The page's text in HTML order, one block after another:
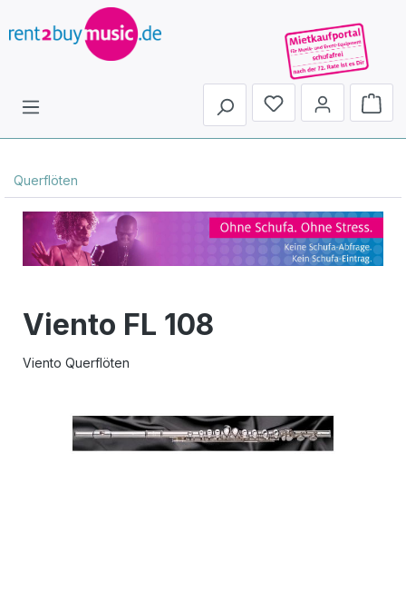
Du hast 0 Produkte
Querflöten
Viento FL 108
Viento Querflöten
Bildergalerie überspringen